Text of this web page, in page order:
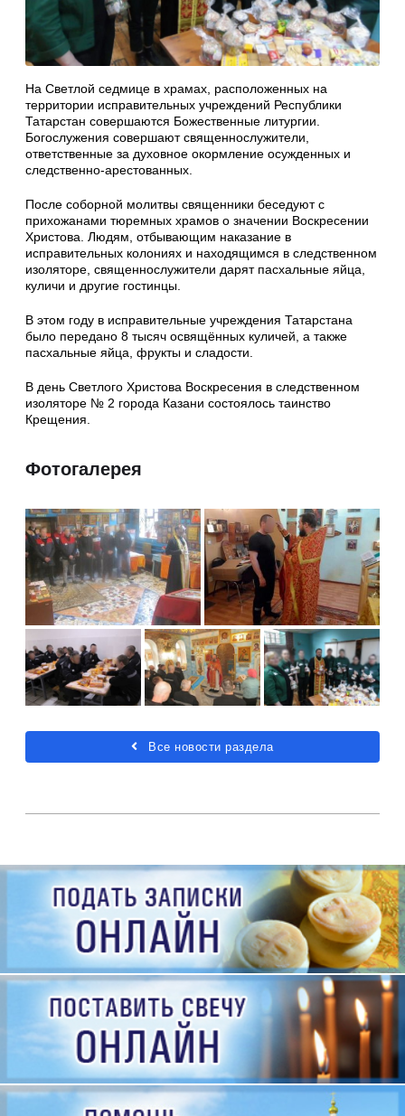
На Светлой седмице в храмах, расположенных на
территории исправительных учреждений Республики
Татарстан совершаются Божественные литургии.
Богослужения совершают священнослужители,
ответственные за духовное окормление осужденных и
следственно-арестованных.
После соборной молитвы священники беседуют с
прихожанами тюремных храмов о значении Воскресении
Христова. Людям, отбывающим наказание в
исправительных колониях и находящимся в следственном
изоляторе, священнослужители дарят пасхальные яйца,
куличи и другие гостинцы.
В этом году в исправительные учреждения Татарстана
было передано 8 тысяч освящённых куличей, а также
пасхальные яйца, фрукты и сладости.
В день Светлого Христова Воскресения в следственном
изоляторе № 2 города Казани состоялось таинство
Крещения.
Фотогалерея
Все новости раздела